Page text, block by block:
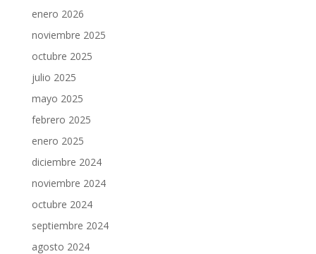
enero 2026
noviembre 2025
octubre 2025
julio 2025
mayo 2025
febrero 2025
enero 2025
diciembre 2024
noviembre 2024
octubre 2024
septiembre 2024
agosto 2024